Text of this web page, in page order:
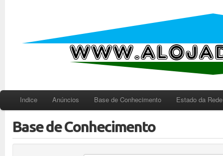
Indice Anúncios Base de Conhecimento Estado da Rede
Base de Conhecimento